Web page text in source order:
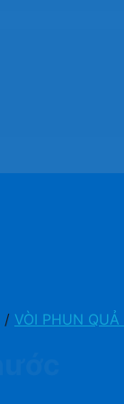
/ VÒI PHUN